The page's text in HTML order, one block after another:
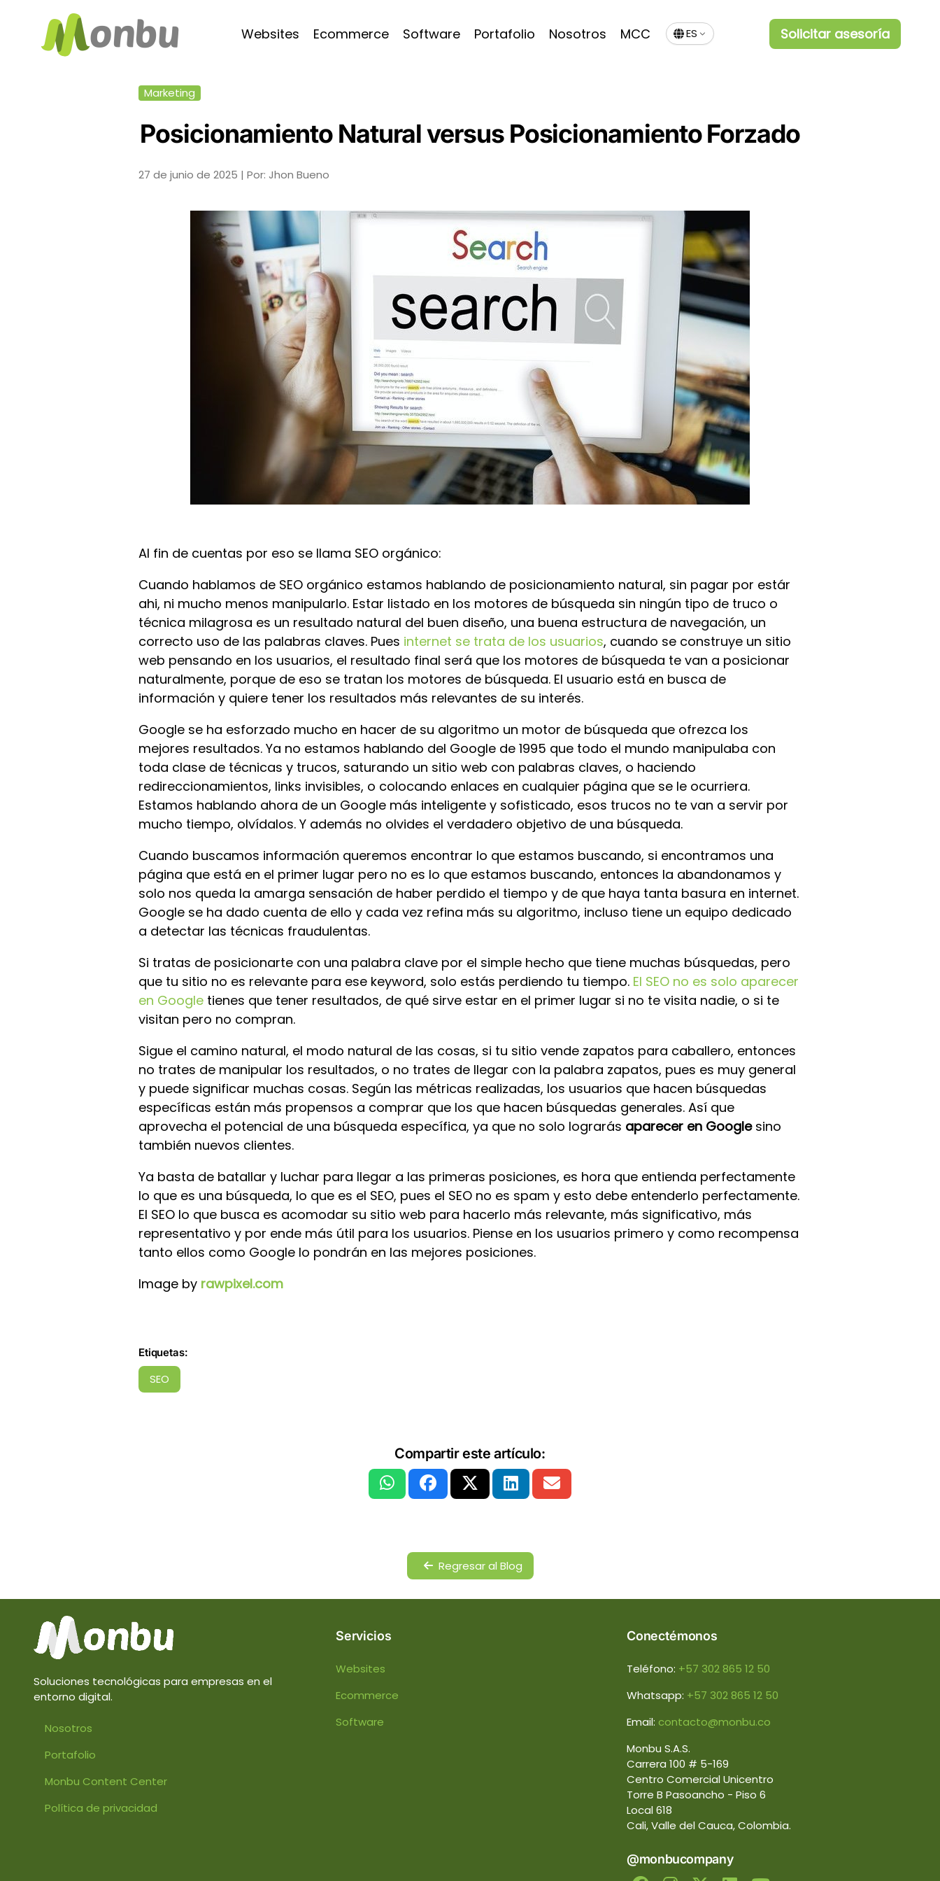
Websites Ecommerce Software Portafolio Nosotros MCC ES Solicitar asesoría
Marketing
Posicionamiento Natural versus Posicionamiento Forzado
27 de junio de 2025 | Por: Jhon Bueno
Al fin de cuentas por eso se llama SEO orgánico:
Cuando hablamos de SEO orgánico estamos hablando de posicionamiento natural, sin pagar por estár
ahi, ni mucho menos manipularlo. Estar listado en los motores de búsqueda sin ningún tipo de truco o
técnica milagrosa es un resultado natural del buen diseño, una buena estructura de navegación, un
correcto uso de las palabras claves. Pues internet se trata de los usuarios, cuando se construye un sitio
web pensando en los usuarios, el resultado final será que los motores de búsqueda te van a posicionar
naturalmente, porque de eso se tratan los motores de búsqueda. El usuario está en busca de
información y quiere tener los resultados más relevantes de su interés.
Google se ha esforzado mucho en hacer de su algoritmo un motor de búsqueda que ofrezca los
mejores resultados. Ya no estamos hablando del Google de 1995 que todo el mundo manipulaba con
toda clase de técnicas y trucos, saturando un sitio web con palabras claves, o haciendo
redireccionamientos, links invisibles, o colocando enlaces en cualquier página que se le ocurriera.
Estamos hablando ahora de un Google más inteligente y sofisticado, esos trucos no te van a servir por
mucho tiempo, olvídalos. Y además no olvides el verdadero objetivo de una búsqueda.
Cuando buscamos información queremos encontrar lo que estamos buscando, si encontramos una
página que está en el primer lugar pero no es lo que estamos buscando, entonces la abandonamos y
solo nos queda la amarga sensación de haber perdido el tiempo y de que haya tanta basura en internet.
Google se ha dado cuenta de ello y cada vez refina más su algoritmo, incluso tiene un equipo dedicado
a detectar las técnicas fraudulentas.
Si tratas de posicionarte con una palabra clave por el simple hecho que tiene muchas búsquedas, pero
que tu sitio no es relevante para ese keyword, solo estás perdiendo tu tiempo. El SEO no es solo aparecer
en Google tienes que tener resultados, de qué sirve estar en el primer lugar si no te visita nadie, o si te
visitan pero no compran.
Sigue el camino natural, el modo natural de las cosas, si tu sitio vende zapatos para caballero, entonces
no trates de manipular los resultados, o no trates de llegar con la palabra zapatos, pues es muy general
y puede significar muchas cosas. Según las métricas realizadas, los usuarios que hacen búsquedas
específicas están más propensos a comprar que los que hacen búsquedas generales. Así que
aprovecha el potencial de una búsqueda específica, ya que no solo lograrás aparecer en Googlesino
también nuevos clientes.
Ya basta de batallar y luchar para llegar a las primeras posiciones, es hora que entienda perfectamente
lo que es una búsqueda, lo que es el SEO, pues el SEO no es spam y esto debe entenderlo perfectamente.
El SEO lo que busca es acomodar su sitio web para hacerlo más relevante, más significativo, más
representativo y por ende más útil para los usuarios. Piense en los usuarios primero y como recompensa
tanto ellos como Google lo pondrán en las mejores posiciones.
Image by rawpixel.com
Etiquetas:
SEO
Compartir este artículo:
Regresar al Blog
Soluciones tecnológicas para empresas en el
entorno digital.
Nosotros
Portafolio
Monbu Content Center
Política de privacidad
Servicios
Websites
Ecommerce
Software
Conectémonos
Teléfono: +57 302 865 12 50
Whatsapp: +57 302 865 12 50
Email: contacto@monbu.co
Monbu S.A.S.
Carrera 100 # 5-169
Centro Comercial Unicentro
Torre B Pasoancho - Piso 6
Local 618
Cali, Valle del Cauca, Colombia.
@monbucompany